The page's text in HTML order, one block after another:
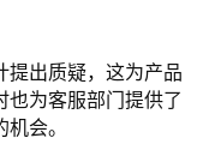
提出质疑，这为产品
也为客服部门提供了
会。